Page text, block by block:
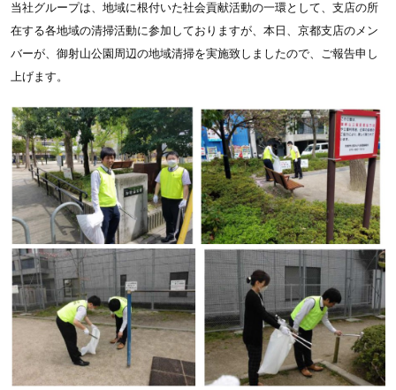
当社グループは、地域に根付いた社会貢献活動の一環として、支店の所
在する各地域の清掃活動に参加しておりますが、本日、京都支店のメン
バーが、御射山公園周辺の地域清掃を実施致しましたので、ご報告申し
上げます。